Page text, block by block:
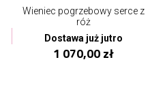
Wieniec pogrzebowy serce z
róż
Dostawa już jutro
1 070,00 zł